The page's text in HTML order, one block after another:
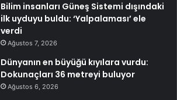
Bilim insanları Güneş Sistemi dışındaki
ilk uyduyu buldu: ‘Yalpalaması’ ele
verdi
Ağustos 7, 2026
Dünyanın en büyüğü kıyılara vurdu:
Dokunaçları 36 metreyi buluyor
Ağustos 6, 2026